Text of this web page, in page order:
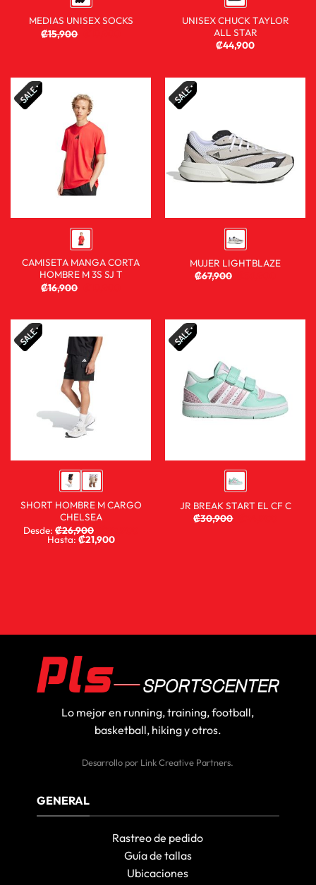
MEDIAS UNISEX SOCKS
₡15,900
UNISEX CHUCK TAYLOR
ALL STAR
₡44,900
CAMISETA MANGA CORTA
HOMBRE M 3S SJ T
₡16,900
MUJER LIGHTBLAZE
₡67,900
SHORT HOMBRE M CARGO
CHELSEA
Desde: ₡26,900
Hasta: ₡21,900
JR BREAK START EL CF C
₡30,900
Lo mejor en running, training, football,
basketball, hiking y otros.
Desarrollo por Link Creative Partners.
GENERAL
Rastreo de pedido
Guía de tallas
Ubicaciones